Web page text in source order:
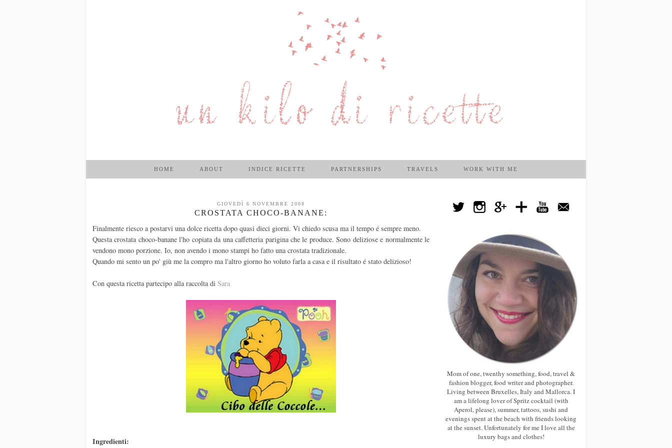
HOME ABOUT INDICE RICETTE PARTNERSHIPS TRAVELS WORK WITH ME
GIOVEDÌ 6 NOVEMBRE 2008
CROSTATA CHOCO-BANANE:
Finalmente riesco a postarvi una dolce ricetta dopo quasi dieci giorni. Vi chiedo scusa ma il tempo é sempre meno.
Questa crostata choco-banane l'ho copiata da una caffetteria parigina che le produce. Sono deliziose e normalmente le
vendono mono porzione. Io, non avendo i mono stampi ho fatto una crostata tradizionale.
Quando mi sento un po' giù me la compro ma l'altro giorno ho voluto farla a casa e il risultato é stato delizioso!
Con questa ricetta partecipo alla raccolta di Sara
Ingredienti:
Mom of one, twenthy something, food, travel &
fashion blogger, food writer and photographer.
Living between Bruxelles, Italy and Mallorca. I
am a lifelong lover of Spritz cocktail (with
Aperol, please), summer, tattoos, sushi and
evenings spent at the beach with friends looking
at the sunset. Unfortunately for me I love all the
luxury bags and clothes!